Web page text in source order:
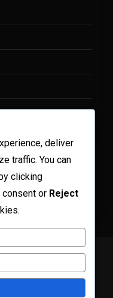
Search
by WordPress
Themes
cookies
deliver
traffic. You can
clicking
consent or Reject